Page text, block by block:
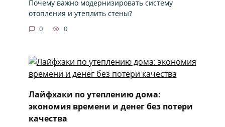
Почему важно модернизировать систему
отопления и утеплить стены?
0 0
Лайфхаки по утеплению дома:
экономия времени и денег без потери
качества